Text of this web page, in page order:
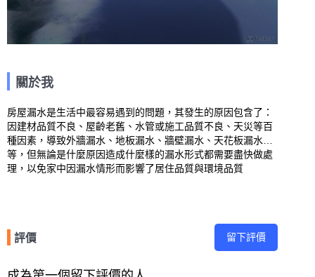
關於我
房屋漏水是生活中最容易遇到的問題，其發生的原因包含了：
因建材品質不良、屋齡老舊、水管或施工品質不良、天災等百
種因素，導致外牆漏水、地板漏水、牆壁漏水、天花板漏水…
等，但無論是什麼原因造成什麼樣的漏水形式都需要盡快做處
理，以免家中因漏水情形而影響了居住品質與環境品質
評價 留下評價